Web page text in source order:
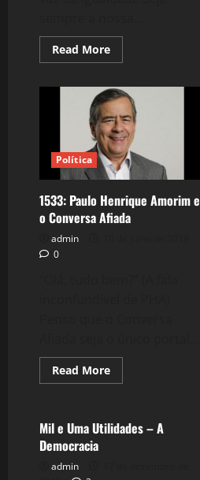
Read MoreRead
more
–
O
Jornalismo
Independente
Criminalizado:
A
Síndrome
do
Estado
Política
1533: Paulo Henrique Amorim e
o Conversa Afiada
admin
0
Read MoreRead
more
Henrique
Amorim
Crise 2.0
Mil e Uma Utilidades – A
Democracia
admin